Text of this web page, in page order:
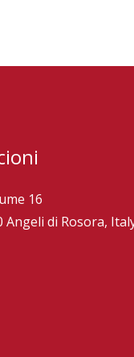
16
Angeli di Rosora,